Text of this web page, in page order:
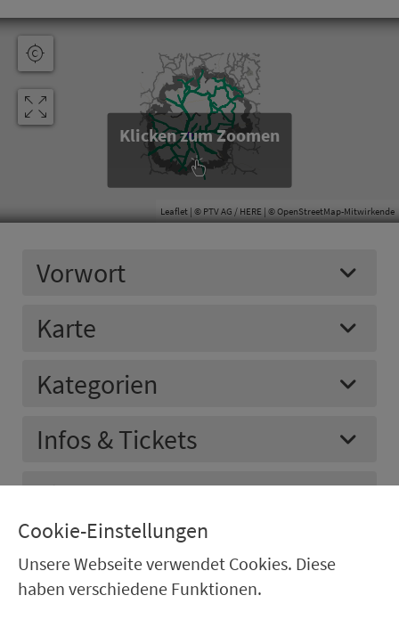
Leaflet | © PTV AG / HERE | ©OpenStreetMap-Mitwirkende
Klicken zum Zoomen
Vorwort
Karte
Kategorien
Infos & Tickets
Einkehren
Cookie-Einstellungen
Unsere Webseite verwendet Cookies. Diese
haben verschiedene Funktionen.